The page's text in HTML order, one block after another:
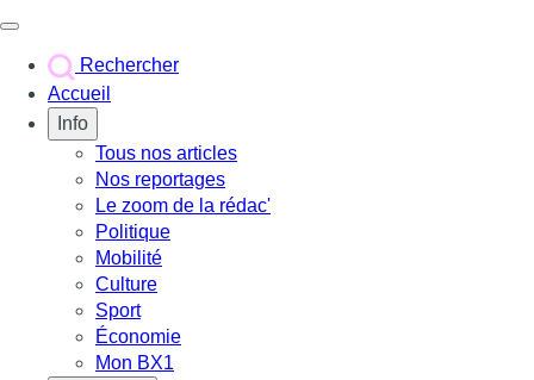
Rechercher
Accueil
Info
Tous nos articles
Nos reportages
Le zoom de la rédac'
Politique
Mobilité
Culture
Sport
Économie
Mon BX1